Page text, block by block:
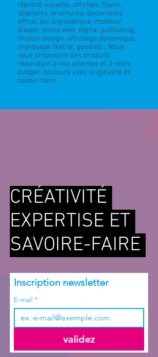
Identité visuelle, affiches, flyers,
dépliants, brochures, documents
office, plv, signalétique, mobilier
d'expo, outils web, digital publishing,
motion design, affichage dynamique,
marquage textile, goodies... Nous
vous proposons des produits
répondant à vos attentes et à votre
budget, toujours avec originalité et
savoir-faire.
CRÉATIVITÉ
EXPERTISE ET
SAVOIRE-FAIRE
Inscription newsletter
E-mail *
validez